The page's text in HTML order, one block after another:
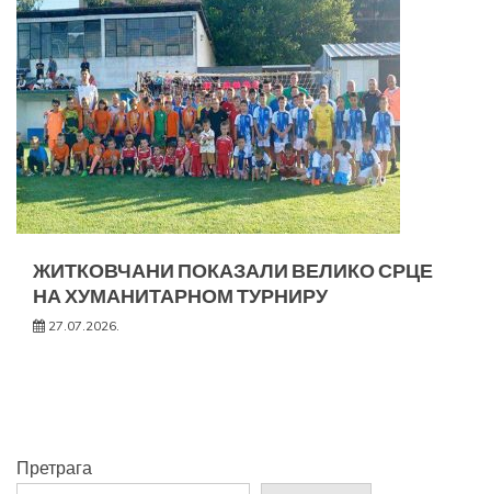
ЖИТКОВЧАНИ ПОКАЗАЛИ ВЕЛИКО СРЦЕ
НА ХУМАНИТАРНОМ ТУРНИРУ
27.07.2026.
Претрага